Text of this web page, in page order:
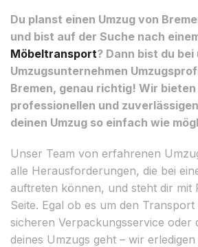
Du planst einen Umzug von
und bist auf der Suche nach
Möbeltransport? Dann bist du bei
Umzugsunternehmen
Bremen, genau richtig! Wir bieten
professionellen und
deinen Umzug so einfach wie
Unser Team von erfahrenen
alle Herausforderungen, die bei
auftreten können, und steht dir mit
Seite. Egal ob es um den
sicheren Verpackungsservice oder
deines Umzugs geht – wir